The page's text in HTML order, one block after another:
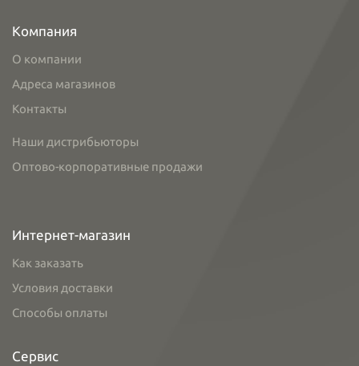
Компания
О компании
Адреса магазинов
Контакты
Наши дистрибьюторы
Оптово-корпоративные продажи
Интернет-магазин
Как заказать
Условия доставки
Способы оплаты
Сервис